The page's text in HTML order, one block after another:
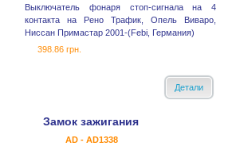
Выключатель фонаря стоп-сигнала на 4
контакта на Рено Трафик, Опель Виваро,
Ниссан Примастар 2001-(Febi, Германия)
398.86 грн.
Детали
Замок зажигания
AD - AD1338